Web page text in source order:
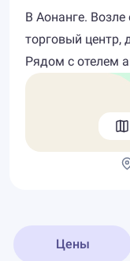
В Аонанге.
торговый центр,
Рядом с отелем
Цены